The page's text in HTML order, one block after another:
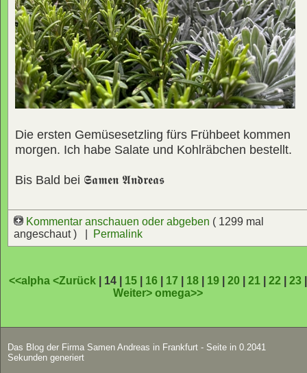
Die ersten Gemüsesetzling fürs Frühbeet kommen
morgen. Ich habe Salate und Kohlräbchen bestellt.
Bis Bald bei 𝕾𝖆𝖒𝖊𝖓 𝕬𝖓𝖉𝖗𝖊𝖆𝖘
Kommentar anschauen oder abgeben ( 1299 mal
angeschaut ) |
Permalink
<<alpha<Zurück | 14 | 15 16 17 18 19 |20 |21 |22 |23
Weiter>omega>>
Das Blog der Firma Samen Andreas in Frankfurt - Seite in 0.2041
Sekunden generiert